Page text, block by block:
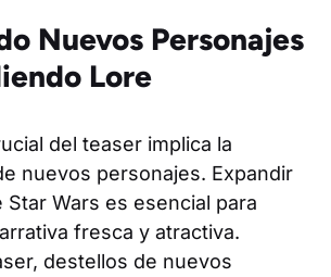
Nuevos Personajes
Lore
del teaser implica la
nuevos personajes. Expandir
Star Wars es esencial para
fresca y atractiva.
destellos de nuevos